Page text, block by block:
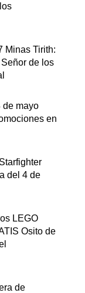
Minas Tirith:
de los
de mayo
en
del 4 de
LEGO
Osito de
de